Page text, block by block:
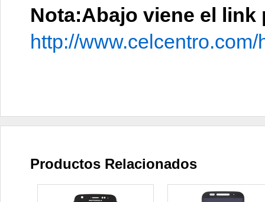
Nota:Abajo viene el
http://
Productos Relacionados